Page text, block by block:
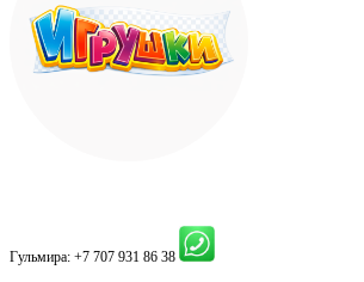
Гульмира: +7 707 931 86 38